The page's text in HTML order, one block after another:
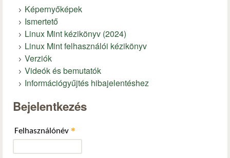
Képernyőképek
Ismertető
Linux Mint kézikönyv (2024)
Linux Mint felhasználói kézikönyv
Verziók
Videók és bemutatók
Információgyűjtés hibajelentéshez
Bejelentkezés
Felhasználónév *